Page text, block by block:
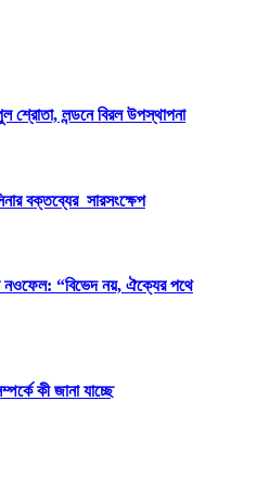
শ্রোতা, লন্ডনে বিরল উপস্থাপনা
বক্তব্যের সারসংক্ষেপ
নওফেল: “বিভেদ নয়, ঐক্যের পথে
কী জানা যাচ্ছে